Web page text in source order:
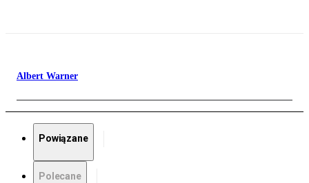
Albert Warner
Powiązane
Polecane